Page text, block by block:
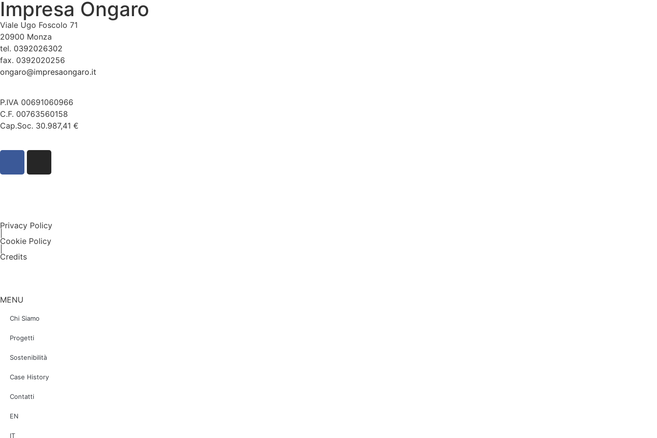
Impresa Ongaro
Viale Ugo Foscolo 71
20900 Monza
tel. 0392026302
fax. 0392020256
ongaro@impresaongaro.it
P.IVA 00691060966
C.F. 00763560158
Cap.Soc. 30.987,41 €
Privacy Policy
Cookie Policy
Credits
MENU
Chi Siamo
Progetti
Sostenibilità
Case History
Contatti
EN
IT